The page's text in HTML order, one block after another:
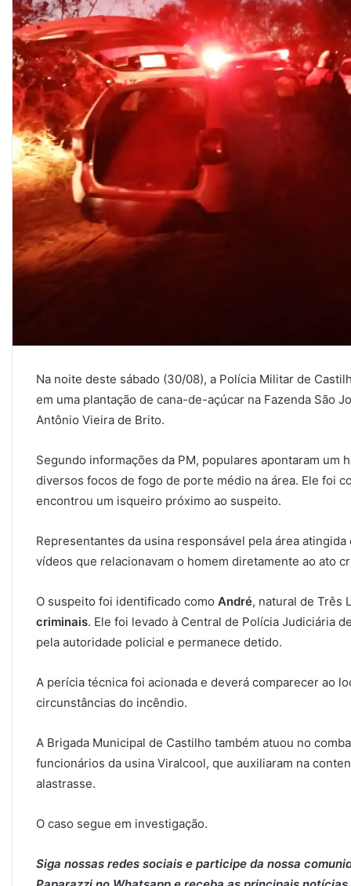
Na noite deste sábado (30/08), a Polícia Militar de
em uma plantação de cana-de-açúcar na Fazenda São
Antônio Vieira de Brito.
Segundo informações da PM, populares apontaram um
diversos focos de fogo de porte médio na área. Ele foi
encontrou um isqueiro próximo ao suspeito.
Representantes da usina responsável pela área
vídeos que relacionavam o homem diretamente ao ato
O suspeito foi identificado como André, natural de Três
criminais. Ele foi levado à Central de Polícia Judiciária
pela autoridade policial e permanece detido.
A perícia técnica foi acionada e deverá comparecer ao
circunstâncias do incêndio.
A Brigada Municipal de Castilho também atuou no
funcionários da usina Viralcool, que auxiliaram na
alastrasse.
O caso segue em investigação.
Siga nossas redes sociais e participe da nossa